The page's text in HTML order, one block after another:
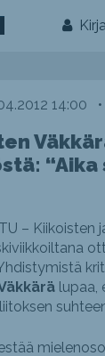
14:00 •
“Aika
–
lupaa,